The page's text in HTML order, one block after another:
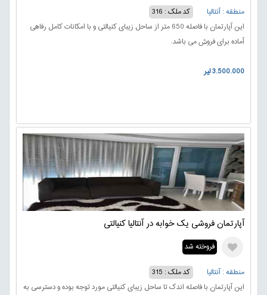
منطقه : آنتالیا
کد ملک : 316
این آپارتمان با فاصله 650 متر از ساحل زیبای کنیالتی و با امکانات کامل رفاهی
آماده برای فروش می باشد.
3.500.000 لیر
آپارتمان فروشی یک خوابه در آنتالیا کنیالتی
فروخته شد
منطقه : آنتالیا
کد ملک : 315
این آپارتمان با فاصله اندک تا ساحل زیبای کنیالتی مورد توجه بوده و دسترسی به